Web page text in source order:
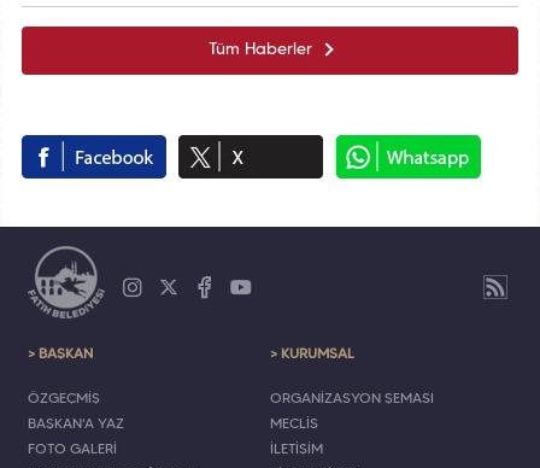
Tüm Haberler
> BAŞKAN
ÖZGEÇMİŞ
BAŞKAN'A YAZ
FOTO GALERİ
> KURUMSAL
ORGANİZASYON ŞEMASI
MECLİS
İLETİŞİM